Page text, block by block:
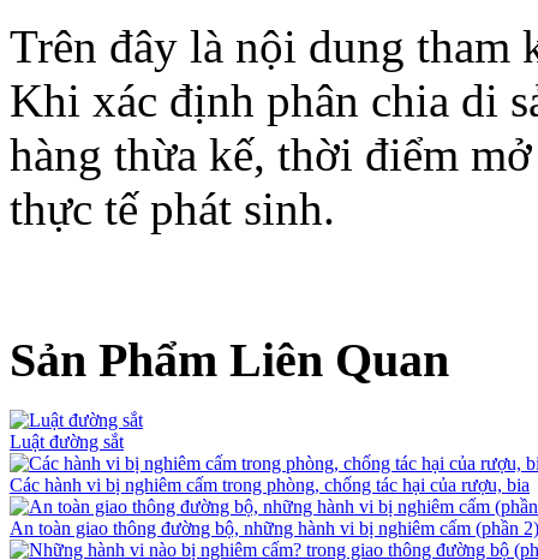
Trên đây là nội dung tham
Khi xác định phân chia di
hàng thừa kế, thời điểm
thực tế phát sinh.
Sản Phẩm Liên Quan
Luật đường sắt
Các hành vi bị nghiêm cấm trong phòng, chống tác hại của rượu, bia
An toàn giao thông đường bộ, những hành vi bị nghiêm cấm (phần 2)